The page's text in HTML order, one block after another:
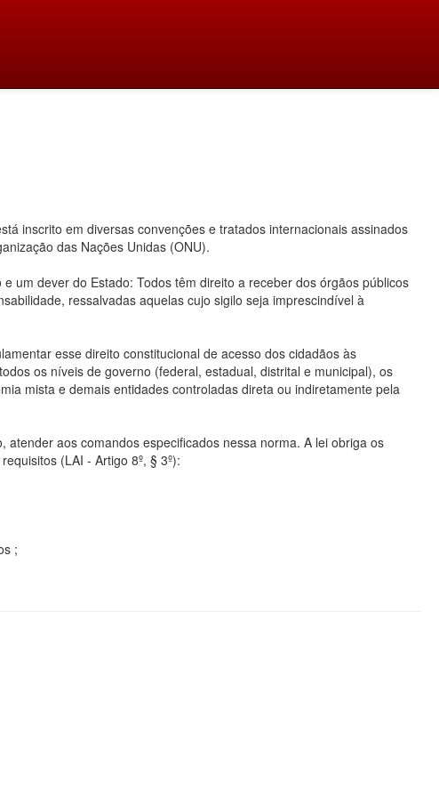
inscrito em diversas convenções e tratados internacionais assinados
das Nações Unidas (ONU).
um dever do Estado: Todos têm direito a receber dos órgãos públicos
ressalvadas aquelas cujo sigilo seja imprescindível à
esse direito constitucional de acesso dos cidadãos às
os níveis de governo (federal, estadual, distrital e municipal), os
mista e demais entidades controladas direta ou indiretamente pela
aos comandos especificados nessa norma. A lei obriga os
(LAI - Artigo 8º, § 3º):
;